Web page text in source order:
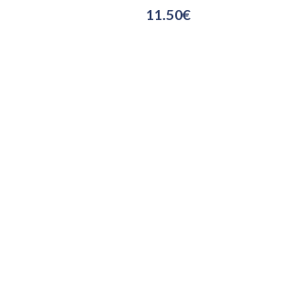
11.50€